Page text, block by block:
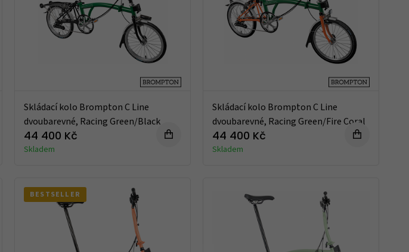
Skládací kolo Brompton C Line
dvoubarevné, Racing Green/Black
44 400 Kč
Skladem
Skládací kolo Brompton C Line
dvoubarevné, Racing Green/Fire Coral
44 400 Kč
Skladem
BESTSELLER